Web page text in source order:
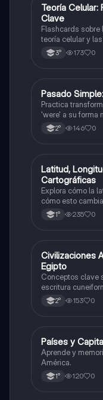
TBiología
Teoría
Clave
Flashcards sobre
teoría celular y
y funcional.
3° 173 0
PInglés
Pasado
Practica
'were' a su forma
2° 146 0
LGeografía
Latitud,
Cartográficas
Explora cómo la
cómo esto
1° 235 0
CHistoria
Civilizaciones
Egipto
Conceptos clave
escritura
2° 153 0
PGeografía
Países y
Aprende y
América.
1° 120 0